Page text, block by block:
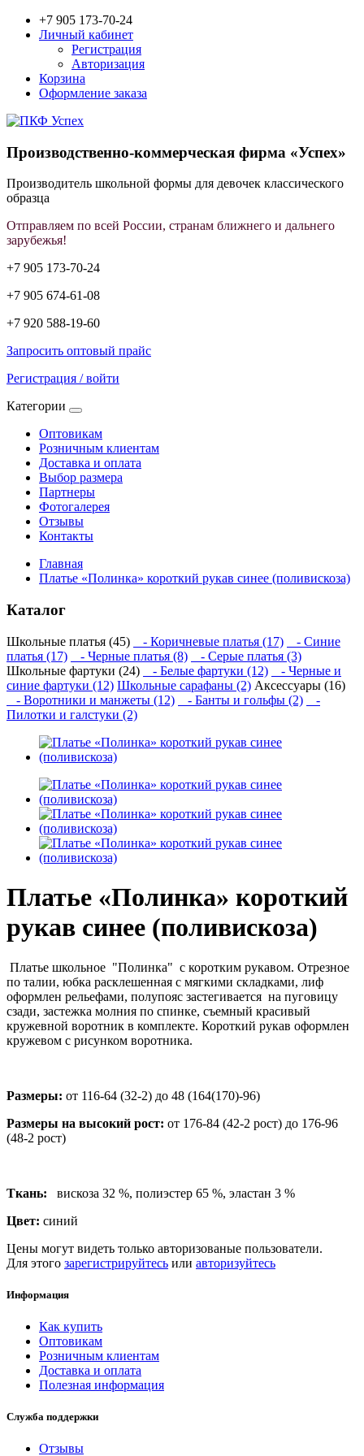
+7 905 173-70-24
Личный кабинет
Регистрация
Авторизация
Корзина
Оформление заказа
Производственно-коммерческая фирма «Успех»
Производитель школьной формы для девочек классического
образца
Отправляем по всей России, странам ближнего и дальнего
зарубежья!
+7 905 173-70-24
+7 905 674-61-08
+7 920 588-19-60
Запросить оптовый прайс
Регистрация / войти
Категории
Оптовикам
Розничным клиентам
Доставка и оплата
Выбор размера
Партнеры
Фотогалерея
Отзывы
Контакты
Главная
Платье «Полинка» короткий рукав синее (поливискоза)
Каталог
Школьные платья (45) - Коричневые платья (17)
- Синие
платья (17)
- Черные платья (8)
- Серые платья (3)
Школьные фартуки (24)
- Белые фартуки (12)
- Черные и
синие фартуки (12) Школьные сарафаны (2) Аксессуары (16)
- Воротники и манжеты (12)
- Банты и гольфы (2)
-
Пилотки и галстуки (2)
Платье «Полинка» короткий
рукав синее (поливискоза)
Платье школьное "Полинка" с коротким рукавом. Отрезное
по талии, юбка расклешенная с мягкими складками, лиф
оформлен рельефами, полупояс застегивается на пуговицу
сзади, застежка молния по спинке, съемный красивый
кружевной воротник в комплекте. Короткий рукав оформлен
кружевом с рисунком воротника.
Размеры: от 116-64 (32-2) до 48 (164(170)-96)
Размеры на высокий рост: от 176-84 (42-2 рост) до 176-96
(48-2 рост)
Ткань: вискоза 32 %, полиэстер 65 %, эластан 3 %
Цвет: синий
Цены могут видеть только авторизованые пользователи.
Для этого зарегистрируйтесь или авторизуйтесь
Информация
Как купить
Оптовикам
Розничным клиентам
Доставка и оплата
Полезная информация
Служба поддержки
Отзывы